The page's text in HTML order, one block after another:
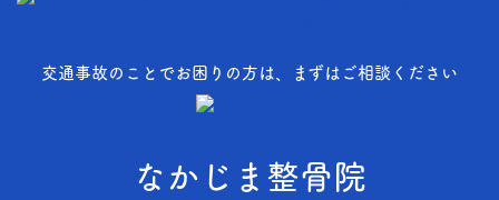
交通事故のことでお困りの方は、まずはご相談ください
なかじま整骨院